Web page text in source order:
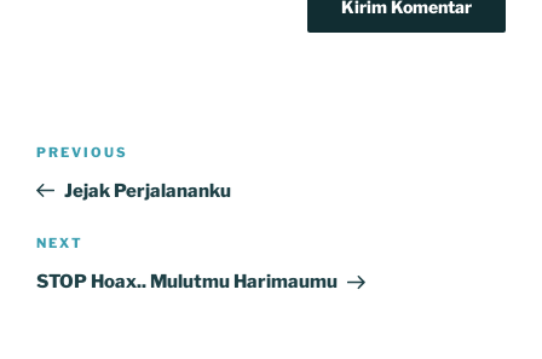
Navigasi
Previous
Post
PREVIOUS
Jejak Perjalananku
Next
Post
NEXT
STOP Hoax.. Mulutmu Harimaumu